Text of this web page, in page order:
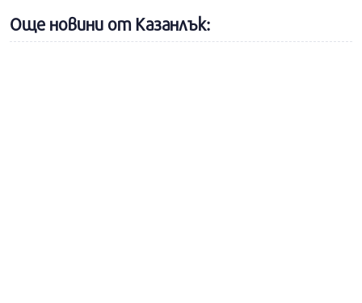
Още новини от Казанлък: